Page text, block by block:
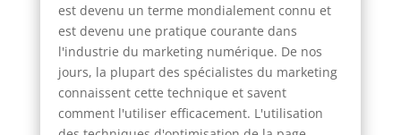
est devenu un terme mondialement connu et
est devenu une pratique courante dans
l'industrie du marketing numérique. De nos
jours, la plupart des spécialistes du marketing
connaissent cette technique et savent
comment l'utiliser efficacement. L'utilisation